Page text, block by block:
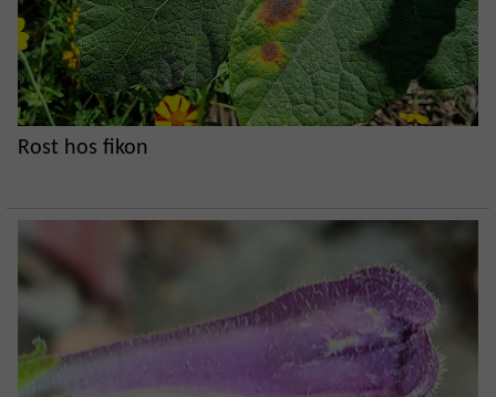
Rost hos fikon